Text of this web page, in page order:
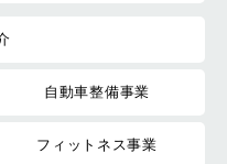
自動車整備事業
フィットネス事業